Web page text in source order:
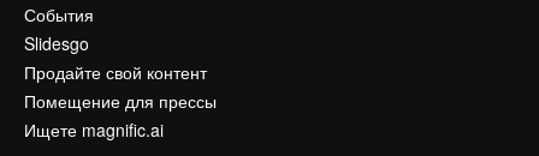
События
Slidesgo
Продайте свой контент
Помещение для прессы
Ищете magnific.ai